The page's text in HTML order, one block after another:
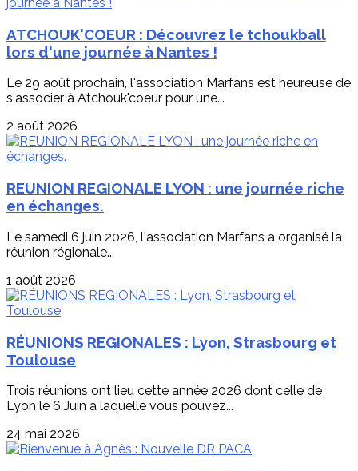
ATCHOUK'COEUR : Découvrez le tchoukball
lors d'une journée à Nantes !
Le 29 août prochain, l'association Marfans est heureuse de
s'associer à Atchouk'coeur pour une...
2 août 2026
REUNION REGIONALE LYON : une journée riche
en échanges.
Le samedi 6 juin 2026, l'association Marfans a organisé la
réunion régionale...
1 août 2026
RÉUNIONS REGIONALES : Lyon, Strasbourg et
Toulouse
Trois réunions ont lieu cette année 2026 dont celle de
Lyon le 6 Juin à laquelle vous pouvez...
24 mai 2026